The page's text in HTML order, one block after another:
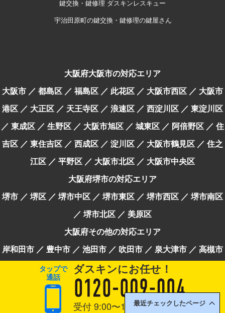
鍵交換・鍵修理 ダスキンレスキュー
宇治田原町の鍵交換・鍵修理の鍵屋さん
大阪府大阪市の対応エリア
大阪市
都島区 福島区 此花区 大阪市西区
大阪市
港区
大正区 天王寺区 浪速区 西淀川区
東淀川区
東成区
生野区 大阪市旭区 城東区 阿倍野区
住
吉区
東住吉区 西成区 淀川区 大阪市鶴見区
住之
江区
平野区 大阪市北区
大阪市中央区
大阪府堺市の対応エリア
堺市
堺区 堺市中区 堺市東区 堺市西区
堺市南区
堺市北区
美原区
大阪府その他の対応エリア
岸和田市
豊中市 池田市 吹田市 泉大津市
高槻市
守口市 枚方市 茨木市 八尾市
寝屋川市 河内長野市 松原市
柏原市 羽曳野市 門真市 摂津市
タップで
通話
ダスキンにお任せ！
受付 9:00〜19:00 年中無休
最近チェックしたページ